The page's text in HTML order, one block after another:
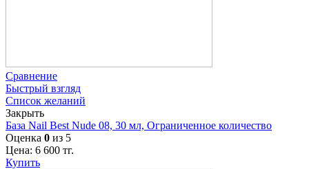
Сравнение
Быстрый взгляд
Список желаний
Закрыть
База Nail Best Nude 08, 30 мл, Ограниченное количество
Оценка 0 из 5
Цена: 6 600 тг.
Купить